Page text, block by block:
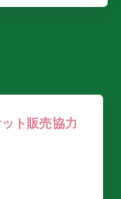
ト販売協力